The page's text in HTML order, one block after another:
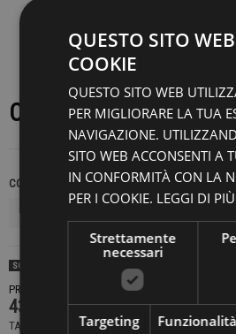
CAPPOTTO MINIMAL
COLORE TAGLIE NAZIONALI
SOLD OUT
PRODOTTO NON DISPONIBILE CONTATTACI PER
431,40 €719,00 € -40%
TASSE INCLUSE
QUESTO SITO
COOKIE
QUESTO SITO WEB
PER MIGLIORARE LA TUA
NAVIGAZIONE.
SITO WEB ACCONSENTI A
IN CONFORMITÀ CON LA
PER I COOKIE. LEGGI DI PIÙ
Strettamente
necessari
Targeting Funzionalità